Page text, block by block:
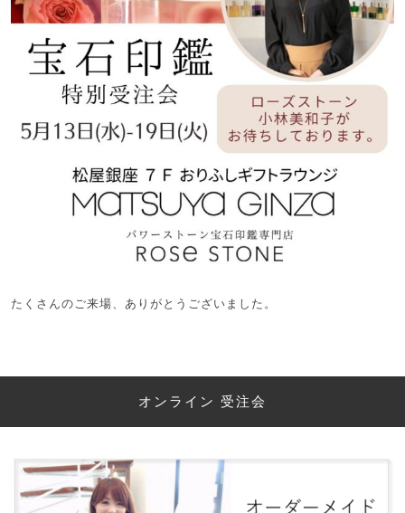
たくさんのご来場、ありがとうございました。
オンライン 受注会